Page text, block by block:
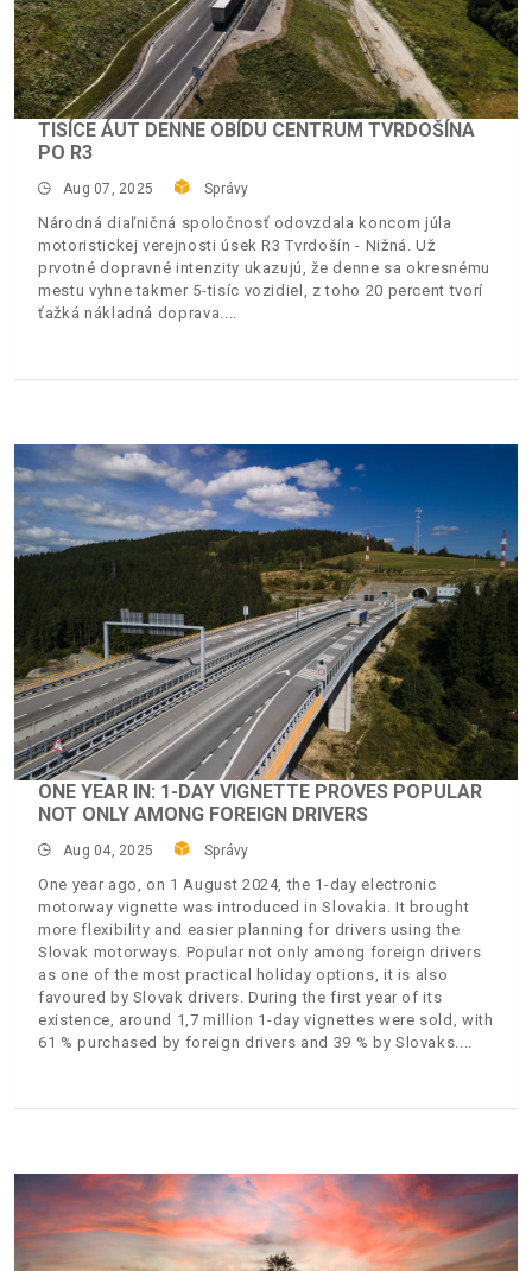
TISÍCE ÁUT DENNE OBÍDU CENTRUM TVRDOŠÍNA
PO R3
Aug 07, 2025 Správy
Národná diaľničná spoločnosť odovzdala koncom júla
motoristickej verejnosti úsek R3 Tvrdošín - Nižná. Už
prvotné dopravné intenzity ukazujú, že denne sa okresnému
mestu vyhne takmer 5-tisíc vozidiel, z toho 20 percent tvorí
ťažká nákladná doprava.
ONE YEAR IN: 1-DAY VIGNETTE PROVES POPULAR
NOT ONLY AMONG FOREIGN DRIVERS
Aug 04, 2025 Správy
One year ago, on 1 August 2024, the 1-day electronic
motorway vignette was introduced in Slovakia. It brought
more flexibility and easier planning for drivers using the
Slovak motorways. Popular not only among foreign drivers
as one of the most practical holiday options, it is also
favoured by Slovak drivers. During the first year of its
existence, around 1,7 million 1-day vignettes were sold, with
61 % purchased by foreign drivers and 39 % by Slovaks.